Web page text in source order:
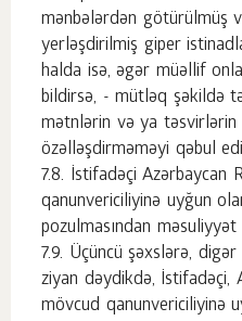
mənbələrdən götürülmüş
yerləşdirilmiş giper
halda isə, əgər müəllif
bildirsə, - mütləq şəkildə
mətnlərin və ya təsvirlərin
özəlləşdirməməyi qəbul
İstifadəçi Azərbaycan
qanunvericiliyinə uyğun
pozulmasından məsuliyyət
Üçüncü şəxslərə,
ziyan dəydikdə, İstifadəçi,
mövcud qanunvericiliyinə